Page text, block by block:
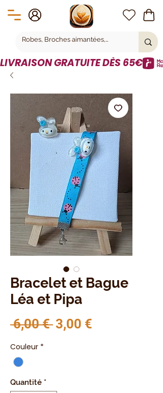
LIVRAISON GRATUITE DÈS 65€
Bracelet et Bague
Léa et Pipa
6,00 € Prix original
3,00 €
Couleur *
Quantité *